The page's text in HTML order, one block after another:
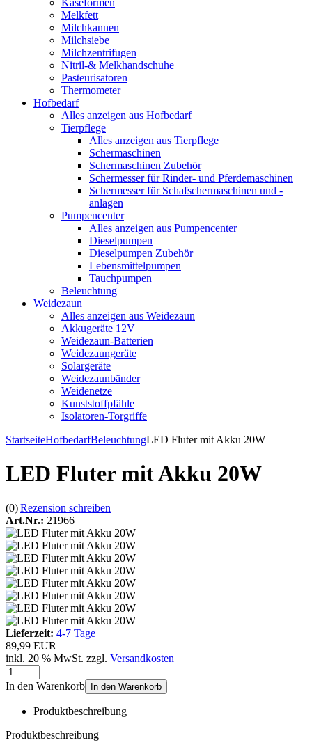
Käseformen
Melkfett
Milchkannen
Milchsiebe
Milchzentrifugen
Nitril-& Melkhandschuhe
Pasteurisatoren
Thermometer
Hofbedarf
Alles anzeigen aus Hofbedarf
Tierpflege
Alles anzeigen aus Tierpflege
Schermaschinen
Schermaschinen Zubehör
Schermesser für Rinder- und Pferdemaschinen
Schermesser für Schafschermaschinen und -
anlagen
Pumpencenter
Alles anzeigen aus Pumpencenter
Dieselpumpen
Dieselpumpen Zubehör
Lebensmittelpumpen
Tauchpumpen
Beleuchtung
Weidezaun
Alles anzeigen aus Weidezaun
Akkugeräte 12V
Weidezaun-Batterien
Weidezaungeräte
Solargeräte
Weidezaunbänder
Weidenetze
Kunststoffpfähle
Isolatoren-Torgriffe
StartseiteHofbedarfBeleuchtungLED Fluter mit Akku 20W
LED Fluter mit Akku 20W
(0)|Rezension schreiben
Art.Nr.: 21966
Lieferzeit: 4-7 Tage
89,99 EUR
inkl. 20 % MwSt. zzgl. Versandkosten
In den Warenkorb In den Warenkorb
Produktbeschreibung
Produktbeschreibung